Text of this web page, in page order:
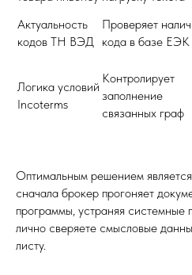
Актуальность
кодов ТН ВЭД
Проверяет
кода в базе ЕЭК
Логика условий
Incoterms
Контролирует
заполнение
связанных граф
Оптимальным решением
сначала брокер прогоняет
программы, устраняя системные
лично сверяете смысловые
листу.